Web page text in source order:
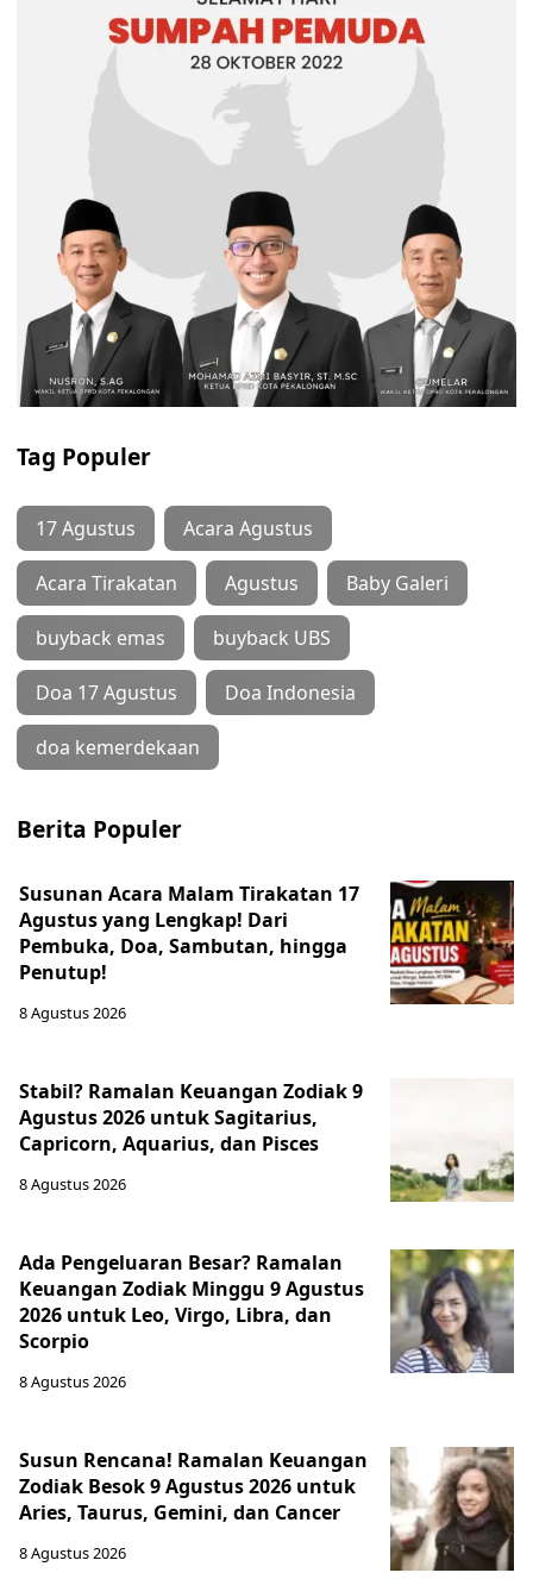
Tag Populer
17 Agustus Acara Agustus
Acara Tirakatan Agustus Baby Galeri
buyback emas buyback UBS
Doa 17 Agustus Doa Indonesia
doa kemerdekaan
Berita Populer
Susunan Acara Malam Tirakatan 17
Agustus yang Lengkap! Dari
Pembuka, Doa, Sambutan, hingga
Penutup!
8 Agustus 2026
Stabil? Ramalan Keuangan Zodiak 9
Agustus 2026 untuk Sagitarius,
Capricorn, Aquarius, dan Pisces
8 Agustus 2026
Ada Pengeluaran Besar? Ramalan
Keuangan Zodiak Minggu 9 Agustus
2026 untuk Leo, Virgo, Libra, dan
Scorpio
8 Agustus 2026
Susun Rencana! Ramalan Keuangan
Zodiak Besok 9 Agustus 2026 untuk
Aries, Taurus, Gemini, dan Cancer
8 Agustus 2026